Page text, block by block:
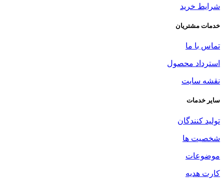
شرایط خرید
خدمات مشتریان
تماس با ما
استرداد محصول
نقشه سایت
سایر خدمات
تولید کنندگان
شخصیت ها
موضوعات
کارت هدیه